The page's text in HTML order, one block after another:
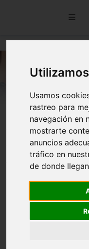
Usamos
rastreo para
navegación en
mostrarte
anuncios
tráfico en
de donde
DIEGO
POR LA
EN EL
20 DE LIMA